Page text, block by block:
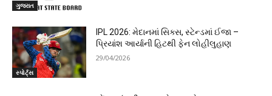
ગુજરાત
સ્પોર્ટ્સ
IPL 2026: મેદાનમાં સિક્સ, સ્ટેન્ડમાં ઈજા –
પ્રિયાંશ આર્યાની હિટથી ફેન લોહીલુહાણ
29/04/2026